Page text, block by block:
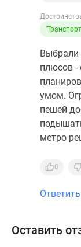
Выбрали
плюсов -
умом.
пешей
метро
0
Ответить
Оставить